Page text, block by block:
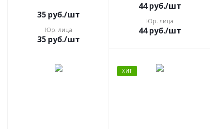
35руб./шт
Юр. лица
35руб./шт
44руб./шт
Юр. лица
44руб./шт
ХИТ